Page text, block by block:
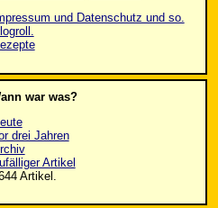
und Datenschutz und so.
war was?
drei Jahren
Artikel
Artikel.